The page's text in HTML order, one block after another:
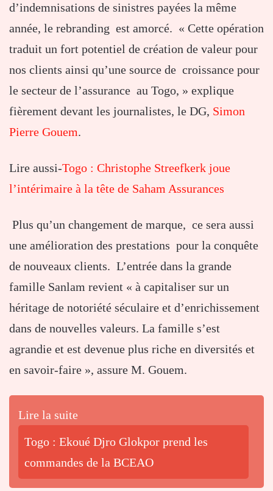
d’indemnisations de sinistres payées la même
année, le rebranding est amorcé. « Cette opération
traduit un fort potentiel de création de valeur pour
nos clients ainsi qu’une source de croissance pour
le secteur de l’assurance au Togo, » explique
fièrement devant les journalistes, le DG, Simon
Pierre Gouem.
Lire aussi-Togo : Christophe Streefkerk joue
l’intérimaire à la tête de Saham Assurances
Plus qu’un changement de marque, ce sera aussi
une amélioration des prestations pour la conquête
de nouveaux clients. L’entrée dans la grande
famille Sanlam revient « à capitaliser sur un
héritage de notoriété séculaire et d’enrichissement
dans de nouvelles valeurs. La famille s’est
agrandie et est devenue plus riche en diversités et
en savoir-faire », assure M. Gouem.
Lire la suite
Togo : Ekoué Djro Glokpor prend les
commandes de la BCEAO